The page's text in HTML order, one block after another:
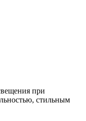
при
стильным